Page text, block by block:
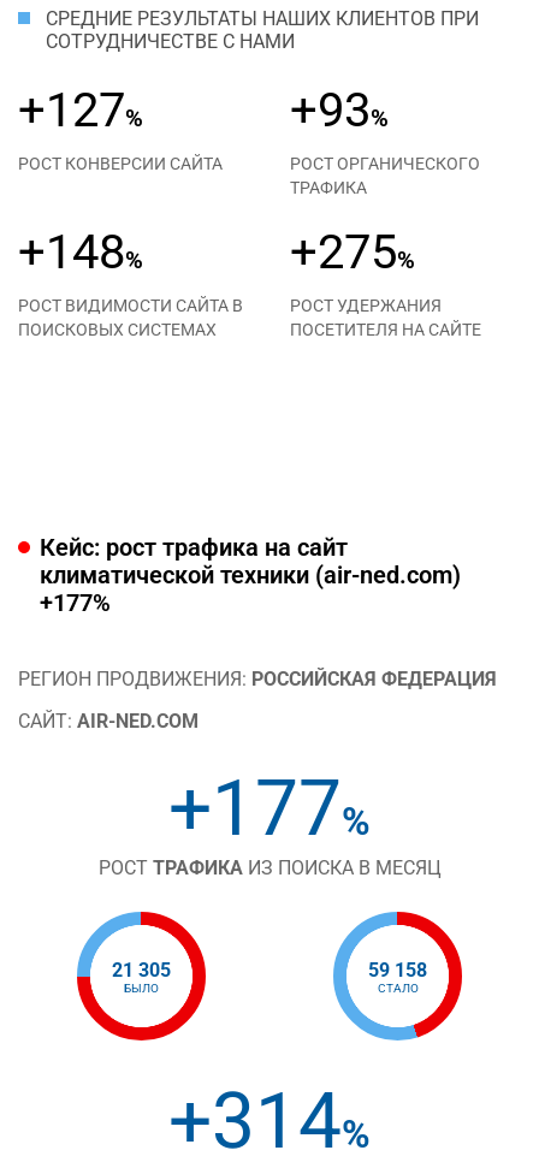
СРЕДНИЕ РЕЗУЛЬТАТЫ НАШИХ КЛИЕНТОВ ПРИ
СОТРУДНИЧЕСТВЕ С НАМИ
+127%
РОСТ КОНВЕРСИИ САЙТА
+93%
РОСТ ОРГАНИЧЕСКОГО
ТРАФИКА
+148%
РОСТ ВИДИМОСТИ САЙТА В
ПОИСКОВЫХ СИСТЕМАХ
+275%
РОСТ УДЕРЖАНИЯ
ПОСЕТИТЕЛЯ НА САЙТЕ
Кейс: рост трафика на сайт
климатической техники (air-ned.com)
+177%
РЕГИОН ПРОДВИЖЕНИЯ: РОССИЙСКАЯ ФЕДЕРАЦИЯ
САЙТ: AIR-NED.COM
+177%
РОСТ ТРАФИКАИЗ ПОИСКА В МЕСЯЦ
21 305
БЫЛО
59 158
СТАЛО
+314%